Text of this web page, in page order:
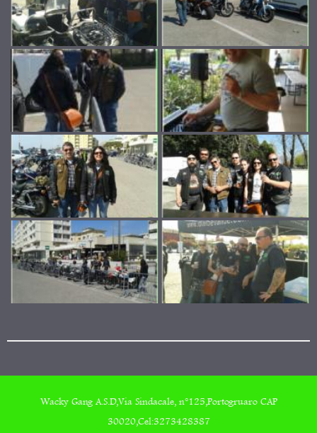
Wacky Gang A.S.D,Via Sindacale, n°125,Portogruaro CAP
30020,Cel:3273428387